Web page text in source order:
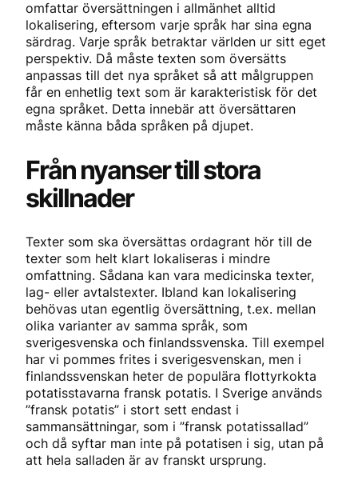
omfattar översättningen i allmänhet alltid
lokalisering, eftersom varje språk har sina egna
särdrag. Varje språk betraktar världen ur sitt eget
perspektiv. Då måste texten som översätts
anpassas till det nya språket så att målgruppen
får en enhetlig text som är karakteristisk för det
egna språket. Detta innebär att översättaren
måste känna båda språken på djupet.
Från nyanser till stora
skillnader
Texter som ska översättas ordagrant hör till de
texter som helt klart lokaliseras i mindre
omfattning. Sådana kan vara medicinska texter,
lag- eller avtalstexter. Ibland kan lokalisering
behövas utan egentlig översättning, t.ex. mellan
olika varianter av samma språk, som
sverigesvenska och finlandssvenska. Till exempel
har vi pommes frites i sverigesvenskan, men i
finlandssvenskan heter de populära flottyrkokta
potatisstavarna fransk potatis. I Sverige används
”fransk potatis” i stort sett endast i
sammansättningar, som i ”fransk potatissallad”
och då syftar man inte på potatisen i sig, utan på
att hela salladen är av franskt ursprung.